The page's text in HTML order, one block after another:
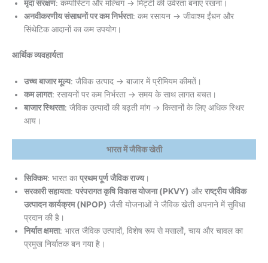
मृदा संरक्षण: कम्पोस्टिंग और मल्चिंग → मिट्टी की उर्वरता बनाए रखना।
अनवीकरणीय संसाधनों पर कम निर्भरता: कम रसायन → जीवाश्म ईंधन और
सिंथेटिक आदानों का कम उपयोग।
आर्थिक व्यवहार्यता
उच्च बाजार मूल्य: जैविक उत्पाद → बाजार में प्रीमियम कीमतें।
कम लागत: रसायनों पर कम निर्भरता → समय के साथ लागत बचत।
बाजार स्थिरता: जैविक उत्पादों की बढ़ती मांग → किसानों के लिए अधिक स्थिर
आय।
भारत में जैविक खेती
सिक्किम: भारत का प्रथम पूर्ण जैविक राज्य।
सरकारी सहायता: परंपरागत कृषि विकास योजना (PKVY) और राष्ट्रीय जैविक
उत्पादन कार्यक्रम (NPOP) जैसी योजनाओं ने जैविक खेती अपनाने में सुविधा
प्रदान की है।
निर्यात क्षमता: भारत जैविक उत्पादों, विशेष रूप से मसालों, चाय और चावल का
प्रमुख निर्यातक बन गया है।